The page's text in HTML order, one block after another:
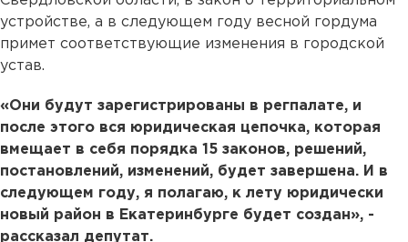
устройстве, а в следующем году весной гордума
примет соответствующие изменения в городской
устав.
«Они будут зарегистрированы в регпалате, и
после этого вся юридическая цепочка, которая
вмещает в себя порядка 15 законов, решений,
постановлений, изменений, будет завершена. И в
следующем году, я полагаю, к лету юридически
новый район в Екатеринбурге будет создан», -
рассказал депутат.